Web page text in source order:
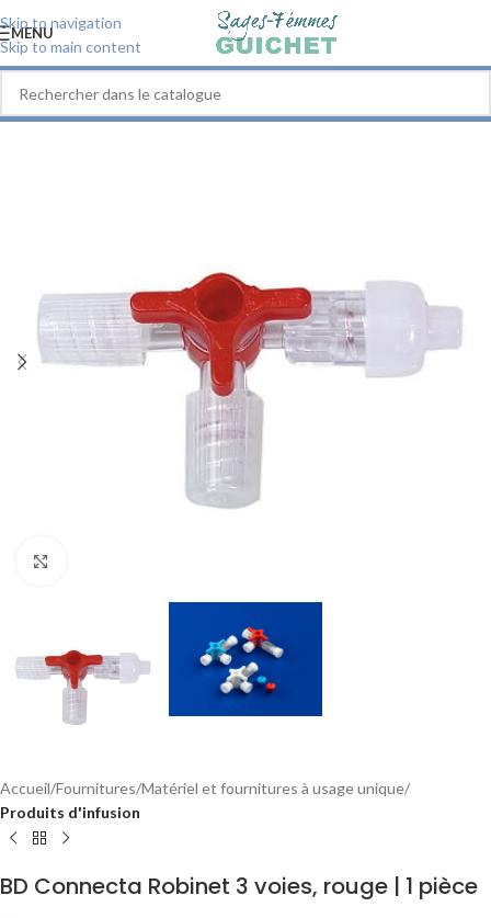
Skip to navigation
Skip to main content
MENU
Accueil Fournitures Matériel et fournitures à usage unique
Produits d'infusion
BD Connecta Robinet 3 voies, rouge | 1 pièce